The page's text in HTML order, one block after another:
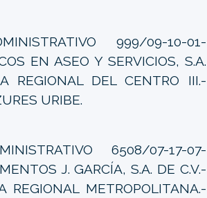
999/09-10-01-
EN ASEO Y SERVICIOS, S.A.
REGIONAL DEL CENTRO III.-
URIBE.
6508/07-17-07-
J. GARCÍA, S.A. DE C.V.-
REGIONAL METROPOLITANA.-